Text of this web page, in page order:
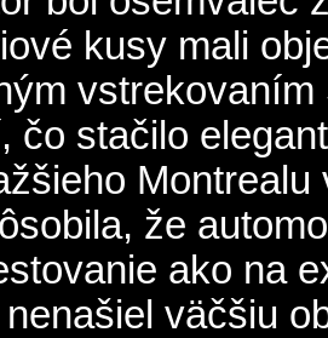
kusy mali
čo stačilo
že
ako na
väčšiu